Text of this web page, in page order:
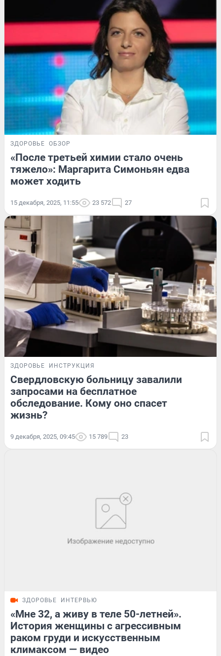
ЗДОРОВЬЕ ОБЗОР
«После третьей химии стало очень
тяжело»: Маргарита Симоньян едва
может ходить
15 декабря, 2025, 11:55 23 572 27
ЗДОРОВЬЕ ИНСТРУКЦИЯ
Свердловскую больницу завалили
запросами на бесплатное
обследование. Кому оно спасет
жизнь?
9 декабря, 2025, 09:45 15 789 23
ЗДОРОВЬЕ ИНТЕРВЬЮ
«Мне 32, а живу в теле 50-летней».
История женщины с агрессивным
раком груди и искусственным
климаксом — видео